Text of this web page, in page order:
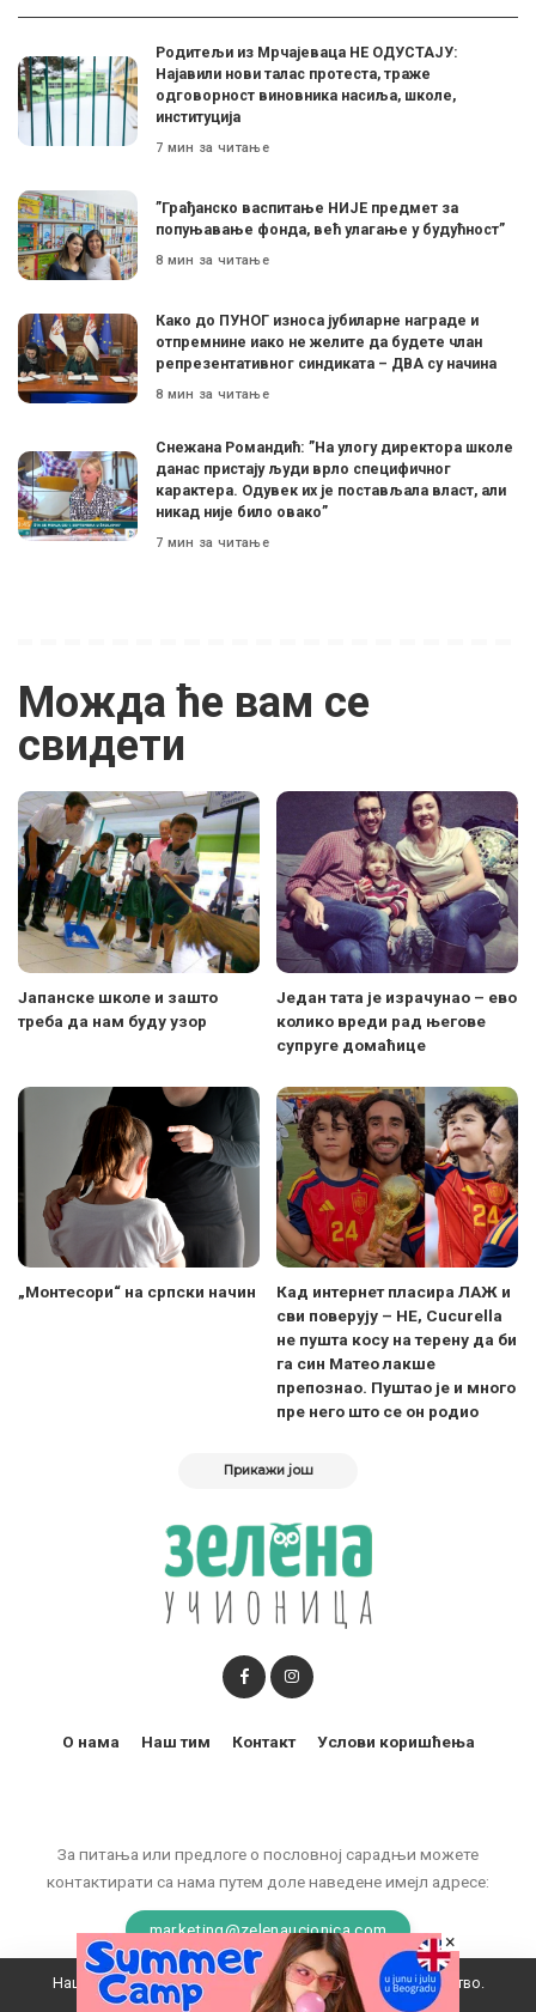
Родитељи из Мрчајеваца НЕ ОДУСТАЈУ:
Најавили нови талас протеста, траже
одговорност виновника насиља, школе,
институција
7 мин за читање
”Грађанско васпитање НИЈЕ предмет за
попуњавање фонда, већ улагање у будућност”
8 мин за читање
Како до ПУНОГ износа јубиларне награде и
отпремнине иако не желите да будете члан
репрезентативног синдиката – ДВА су начина
8 мин за читање
Снежана Романдић: ”На улогу директора школе
данас пристају људи врло специфичног
карактера. Одувек их је постављала власт, али
никад није било овако”
7 мин за читање
Можда ће вам се
свидети
Јапанске школе и зашто
треба да нам буду узор
Један тата је израчунао – ево
колико вреди рад његове
супруге домаћице
„Монтесори“ на српски начин
Кад интернет пласира ЛАЖ и
сви поверују – НЕ, Cucurella
не пушта косу на терену да би
га син Матео лакше
препознао. Пуштао је и много
пре него што се он родио
Прикажи још
За питања или предлоге о пословној сарадњи можете
контактирати са нама путем доле наведене имејл адресе:
marketing@zelenaucionica.com
О нама Наш тим Контакт Услови коришћења
Наш вебсајт користи колачиће да побољша ваше искуство.
×